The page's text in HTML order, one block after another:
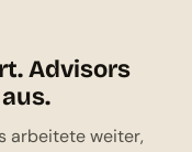
Advisors
arbeitete weiter,